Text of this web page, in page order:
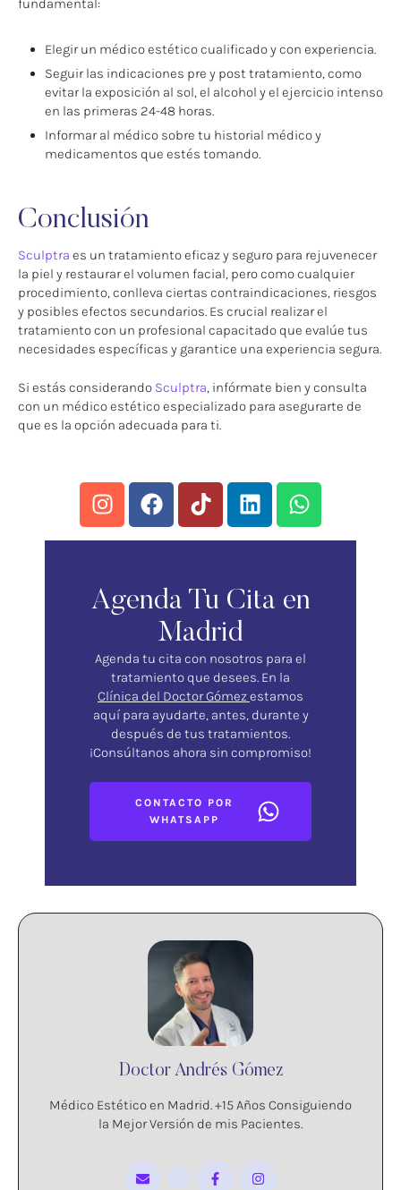
Elegir un médico estético cualificado y con experiencia.
Seguir las indicaciones pre y post tratamiento, como
evitar la exposición al sol, el alcohol y el ejercicio intenso
en las primeras 24-48 horas.
Informar al médico sobre tu historial médico y
medicamentos que estés tomando.
Conclusión
Sculptra es un tratamiento eficaz y seguro para rejuvenecer
la piel y restaurar el volumen facial, pero como cualquier
procedimiento, conlleva ciertas contraindicaciones, riesgos
y posibles efectos secundarios. Es crucial realizar el
tratamiento con un profesional capacitado que evalúe tus
necesidades específicas y garantice una experiencia segura.
Si estás considerando Sculptra, infórmate bien y consulta
con un médico estético especializado para asegurarte de
que es la opción adecuada para ti.
Agenda Tu Cita en
Madrid
Agenda tu cita con nosotros para el
tratamiento que desees. En la
Clínica del Doctor Gómezestamos
aquí para ayudarte, antes, durante y
después de tus tratamientos.
¡Consúltanos ahora sin compromiso!
CONTACTO POR
WHATSAPP
Doctor Andrés Gómez
Médico Estético en Madrid. +15 Años Consiguiendo
la Mejor Versión de mis Pacientes.